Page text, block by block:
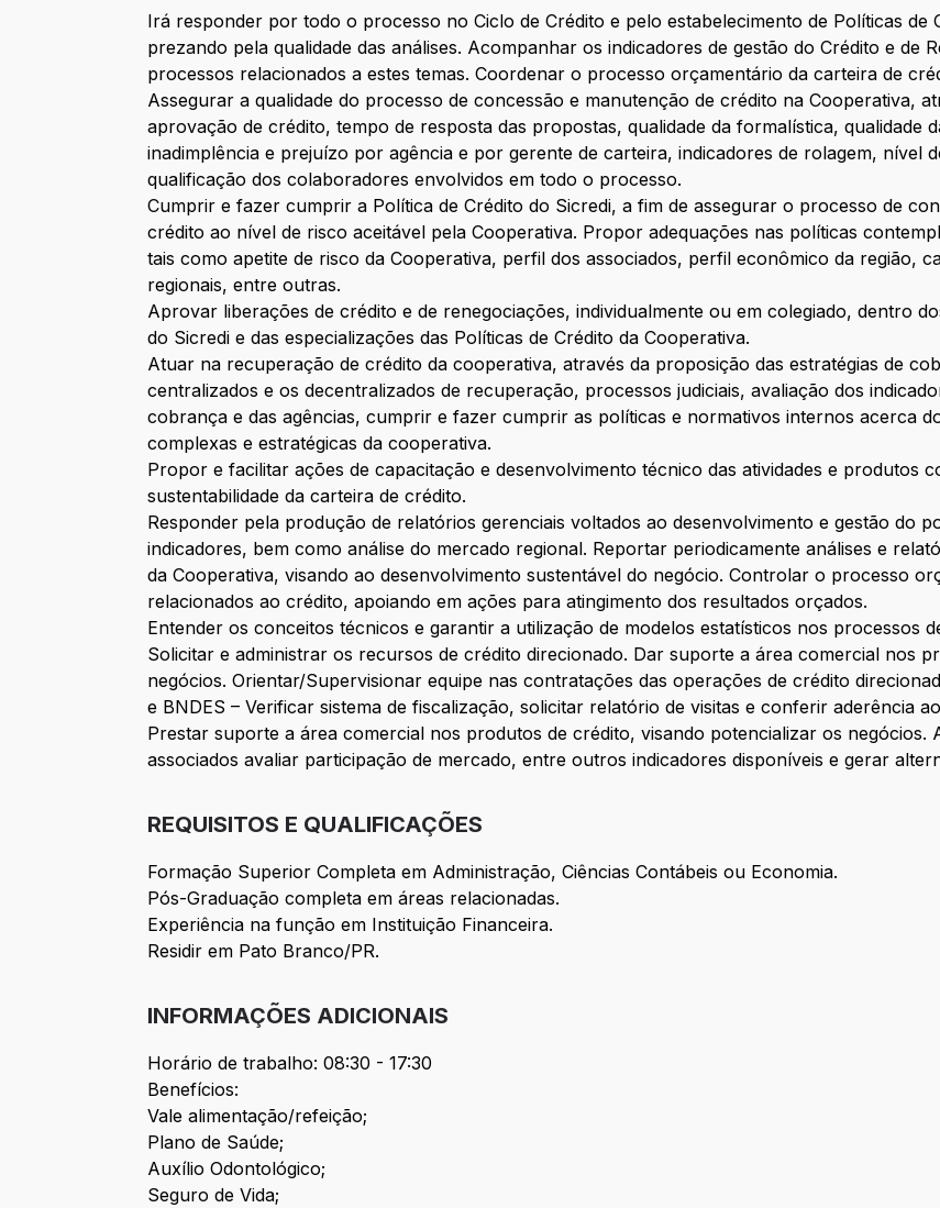
Irá responder por todo o processo no Ciclo de Crédito e pelo estabelecimento de Políticas de
prezando pela qualidade das análises. Acompanhar os indicadores de gestão do Crédito e de
processos relacionados a estes temas. Coordenar o processo orçamentário da carteira de
Assegurar a qualidade do processo de concessão e manutenção de crédito na Cooperativa,
aprovação de crédito, tempo de resposta das propostas, qualidade da formalística, qualidade
inadimplência e prejuízo por agência e por gerente de carteira, indicadores de rolagem, nível
qualificação dos colaboradores envolvidos em todo o processo.
Cumprir e fazer cumprir a Política de Crédito do Sicredi, a fim de assegurar o processo de
crédito ao nível de risco aceitável pela Cooperativa. Propor adequações nas políticas
tais como apetite de risco da Cooperativa, perfil dos associados, perfil econômico da região,
regionais, entre outras.
Aprovar liberações de crédito e de renegociações, individualmente ou em colegiado, dentro
do Sicredi e das especializações das Políticas de Crédito da Cooperativa.
Atuar na recuperação de crédito da cooperativa, através da proposição das estratégias de
centralizados e os decentralizados de recuperação, processos judiciais, avaliação dos
cobrança e das agências, cumprir e fazer cumprir as políticas e normativos internos acerca
complexas e estratégicas da cooperativa.
Propor e facilitar ações de capacitação e desenvolvimento técnico das atividades e produtos
sustentabilidade da carteira de crédito.
Responder pela produção de relatórios gerenciais voltados ao desenvolvimento e gestão do
indicadores, bem como análise do mercado regional. Reportar periodicamente análises e
da Cooperativa, visando ao desenvolvimento sustentável do negócio. Controlar o processo
relacionados ao crédito, apoiando em ações para atingimento dos resultados orçados.
Entender os conceitos técnicos e garantir a utilização de modelos estatísticos nos processos
Solicitar e administrar os recursos de crédito direcionado. Dar suporte a área comercial nos
negócios. Orientar/Supervisionar equipe nas contratações das operações de crédito
e BNDES – Verificar sistema de fiscalização, solicitar relatório de visitas e conferir aderência
Prestar suporte a área comercial nos produtos de crédito, visando potencializar os negócios.
associados avaliar participação de mercado, entre outros indicadores disponíveis e gerar
REQUISITOS E QUALIFICAÇÕES
Formação Superior Completa em Administração, Ciências Contábeis ou Economia.
Pós-Graduação completa em áreas relacionadas.
Experiência na função em Instituição Financeira.
Residir em Pato Branco/PR.
INFORMAÇÕES ADICIONAIS
Horário de trabalho: 08:30 - 17:30
Benefícios:
Vale alimentação/refeição;
Plano de Saúde;
Auxílio Odontológico;
Seguro de Vida;